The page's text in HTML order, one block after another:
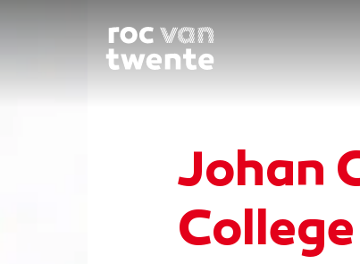
Johan
College